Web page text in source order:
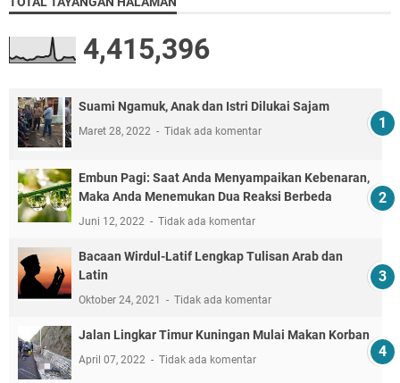
4,415,396
Suami Ngamuk, Anak dan Istri Dilukai Sajam
Maret 28, 2022 Tidak ada komentar
Embun Pagi: Saat Anda Menyampaikan Kebenaran,
Maka Anda Menemukan Dua Reaksi Berbeda
Juni 12, 2022 Tidak ada komentar
Bacaan Wirdul-Latif Lengkap Tulisan Arab dan
Latin
Oktober 24, 2021 Tidak ada komentar
Jalan Lingkar Timur Kuningan Mulai Makan Korban
April 07, 2022 Tidak ada komentar